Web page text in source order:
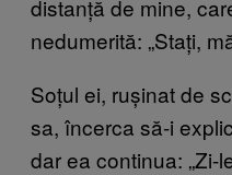
distanță de mine,
nedumerită: „Stați,
Soțul ei, rușinat de
sa, încerca să-i
dar ea continua: „Zi-